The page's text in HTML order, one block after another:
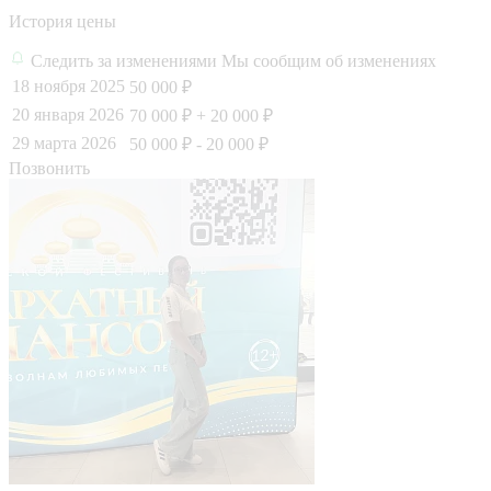
История цены
Следить за изменениями Мы сообщим об изменениях
18 ноября 2025 50 000 ₽
20 января 2026 70 000 ₽ + 20 000 ₽
29 марта 2026
50 000 ₽ - 20 000 ₽
Позвонить